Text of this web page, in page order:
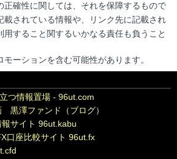
正確性に関しては、それを保障するもので
載されている情報や、リンク先に記載され
用すること関するいかなる責任も負うこと
ーションを含む可能性があります。
つ情報置場 - 96ut.com
黒澤ファンド（ブログ）
サイト 96ut.kabu
口座比較サイト 96ut.fx